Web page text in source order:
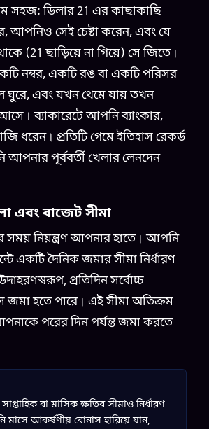
সহজ: ডিলার 21 এর কাছাকাছি
আপনিও সেই চেষ্টা করেন, এবং যে
(21 ছাড়িয়ে না গিয়ে) সে জিতে।
নম্বর, একটি রঙ বা একটি পরিসর
ঘুরে, এবং যখন থেমে যায় তখন
ব্যাকারেটে আপনি ব্যাংকার,
ধরেন। প্রতিটি গেমে ইতিহাস রেকর্ড
পূর্ববর্তী খেলার লেনদেন
এবং বাজেট সীমা
সময় নিয়ন্ত্রণ আপনার হাতে। আপনি
একটি দৈনিক জমার সীমা নির্ধারণ
প্রতিদিন সর্বোচ্চ
হতে পারে। এই সীমা অতিক্রম
পরের দিন পর্যন্ত জমা করতে
বা মাসিক ক্ষতির সীমাও নির্ধারণ
আকর্ষণীয় বোনাস হারিয়ে যান,